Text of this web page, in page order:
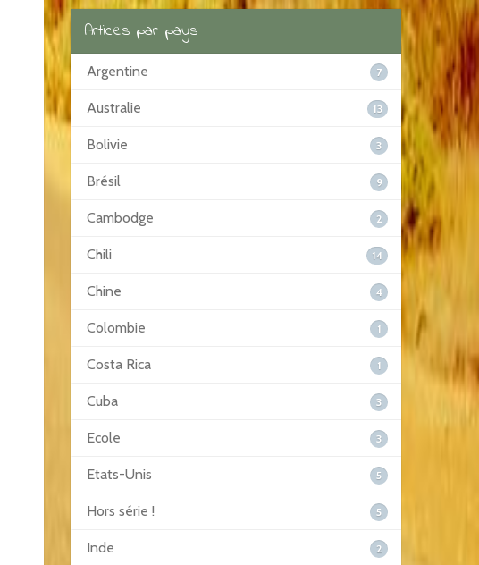
Articles par pays
Argentine 7
Australie 13
Bolivie 3
Brésil 9
Cambodge 2
Chili 14
Chine 4
Colombie 1
Costa Rica 1
Cuba 3
Ecole 3
Etats-Unis 5
Hors série ! 5
Inde 2